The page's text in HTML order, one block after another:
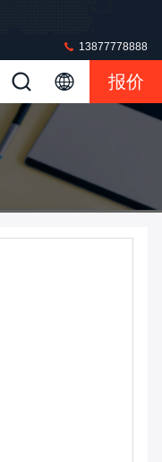
13877778888
报价